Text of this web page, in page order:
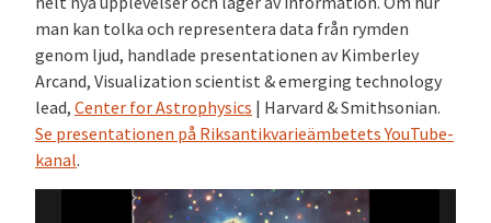
man kan tolka och representera data från rymden
genom ljud, handlade presentationen av Kimberley
Arcand, Visualization scientist & emerging technology
lead, Center for Astrophysics | Harvard & Smithsonian.
Se presentationen på Riksantikvarieämbetets YouTube-
kanal.